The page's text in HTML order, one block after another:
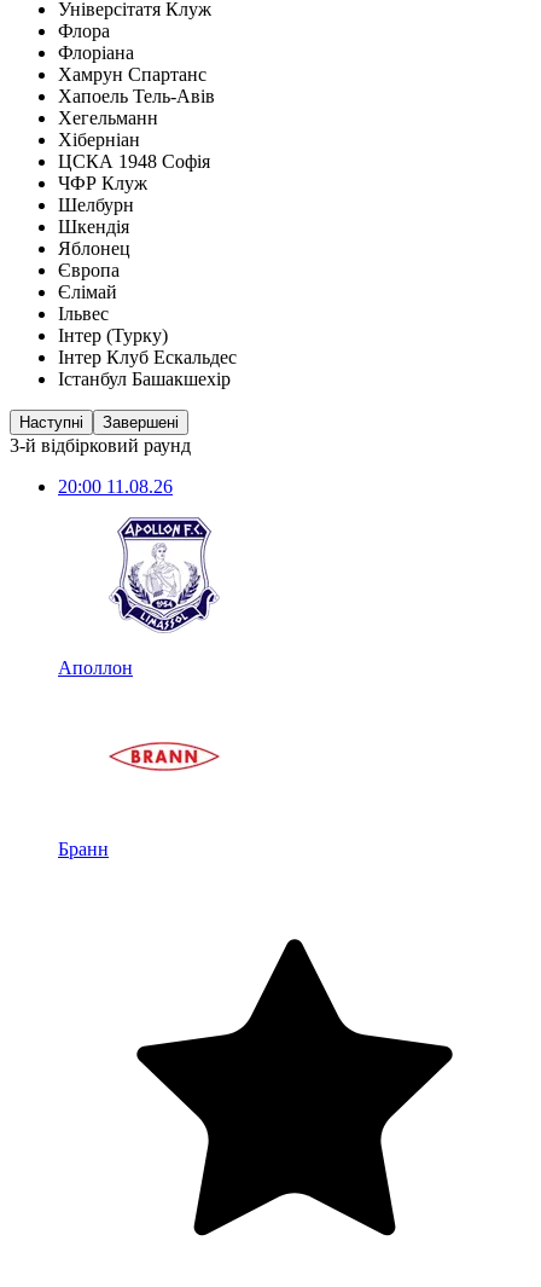
Універсітатя Клуж
Флора
Флоріана
Хамрун Спартанс
Хапоель Тель-Авів
Хегельманн
Хіберніан
ЦСКА 1948 Софія
ЧФР Клуж
Шелбурн
Шкендія
Яблонец
Європа
Єлімай
Ільвес
Інтер (Турку)
Інтер Клуб Ескальдес
Істанбул Башакшехір
Наступні Завершені
3-й відбірковий раунд
20:00 11.08.26
Аполлон
Бранн